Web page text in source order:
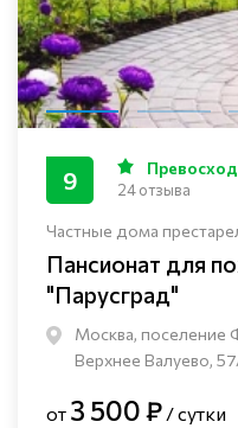
Частные дома
Пансионат для
"Парусград"
Москва, поселение
Верхнее Валуево,
9 24 отзыва
от 3 500 ₽ / сутки